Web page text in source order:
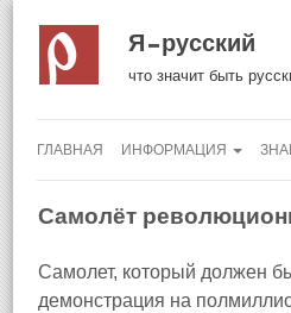
Я русский
что значит быть
ГЛАВНАЯ ИНФОРМАЦИЯ
Самолёт
Самолет, который должен
демонстрация на